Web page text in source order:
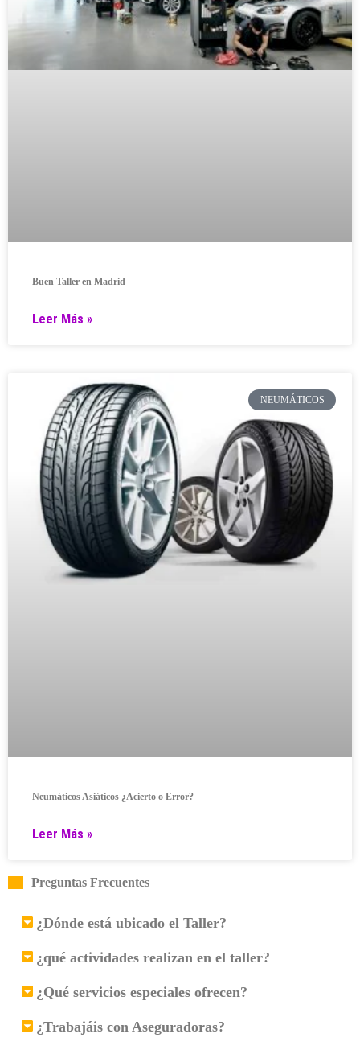
Buen Taller en Madrid
Leer Más »
NEUMÁTICOS
Neumáticos Asiáticos ¿Acierto o Error?
Leer Más »
Preguntas Frecuentes
¿Dónde está ubicado el Taller?
¿qué actividades realizan en el taller?
¿Qué servicios especiales ofrecen?
¿Trabajáis con Aseguradoras?